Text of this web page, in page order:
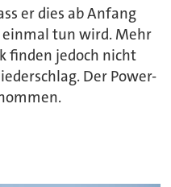
er dies ab Anfang
einmal tun wird. Mehr
finden jedoch nicht
Der Power-